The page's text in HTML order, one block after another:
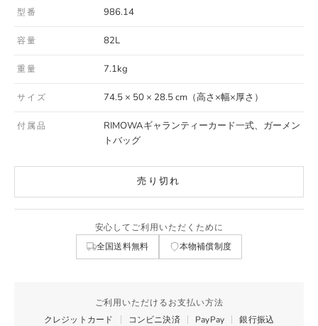
型番 986.14
容量 82L
重量 7.1kg
サイズ 74.5 × 50 × 28.5 cm（高さ×幅×厚さ）
付属品
RIMOWAギャランティーカード一式、ガーメン
トバッグ
売り切れ
安心してご利用いただくために
全国送料無料 本物補償制度
ご利用いただけるお支払い方法
クレジットカード
コンビニ決済 PayPay 銀行振込